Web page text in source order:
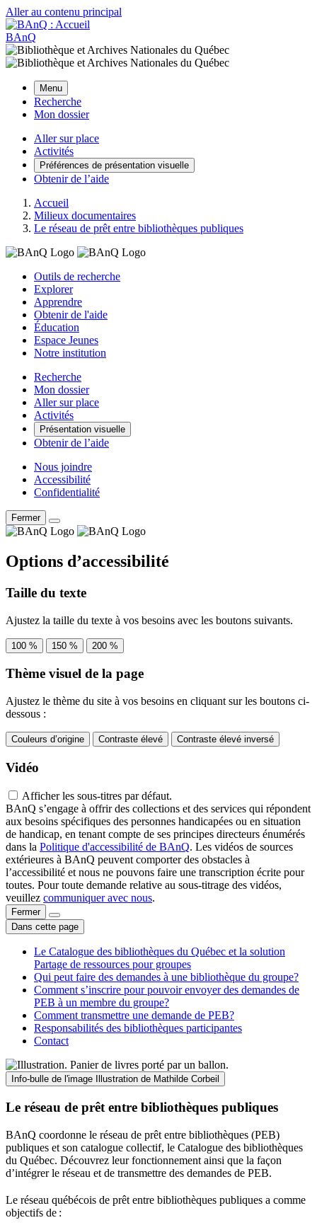
Aller au contenu principal
BAnQ
Menu
Recherche
Mon dossier
Aller sur place
Activités
Préférences de présentation visuelle
Obtenir de l’aide
Accueil
Milieux documentaires
Le réseau de prêt entre bibliothèques publiques
Outils de recherche
Explorer
Apprendre
Obtenir de l'aide
Éducation
Espace Jeunes
Notre institution
Recherche
Mon dossier
Aller sur place
Activités
Présentation visuelle
Obtenir de l’aide
Nous joindre
Accessibilité
Confidentialité
Fermer
Options d’accessibilité
Taille du texte
Ajustez la taille du texte à vos besoins avec les boutons suivants.
100 % 150 % 200 %
Thème visuel de la page
Ajustez le thème du site à vos besoins en cliquant sur les boutons ci-
dessous :
Couleurs d’origine Contraste élevé Contraste élevé inversé
Vidéo
Afficher les sous-titres par défaut.
BAnQ s’engage à offrir des collections et des services qui répondent
aux besoins spécifiques des personnes handicapées ou en situation
de handicap, en tenant compte de ses principes directeurs énumérés
dans la Politique d'accessibilité de BAnQ. Les vidéos de sources
extérieures à BAnQ peuvent comporter des obstacles à
l’accessibilité et nous ne pouvons faire une transcription écrite pour
toutes. Pour toute demande relative au sous-titrage des vidéos,
veuillez communiquer avec nous.
Fermer
Dans cette page
Le Catalogue des bibliothèques du Québec et la solution
Partage de ressources pour groupes
Qui peut faire des demandes à une bibliothèque du groupe?
Comment s’inscrire pour pouvoir envoyer des demandes de
PEB à un membre du groupe?
Comment transmettre une demande de PEB?
Responsabilités des bibliothèques participantes
Contact
Info-bulle de l'image Illustration de Mathilde Corbeil
Le réseau de prêt entre bibliothèques publiques
BAnQ coordonne le réseau de prêt entre bibliothèques (PEB)
publiques et son catalogue collectif, le Catalogue des bibliothèques
du Québec. Découvrez leur fonctionnement ainsi que la façon
d’intégrer le réseau et de transmettre des demandes de PEB.
Le réseau québécois de prêt entre bibliothèques publiques a comme
objectifs de :